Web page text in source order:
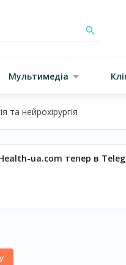
Мультимедіа
та нейрохірургія
ua.com тепер в